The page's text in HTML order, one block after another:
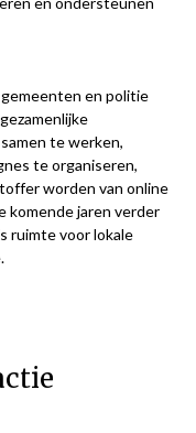
en politie
te werken,
te organiseren,
worden van online
komende jaren verder
ruimte voor lokale